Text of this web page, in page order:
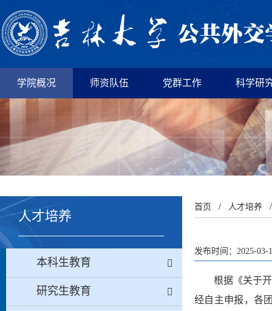
学院概况 师资队伍 党群工作 科学研
人才培养
本科生教育
研究生教育
首页 / 人才培养
发布时间：2025-
根据《关于
经自主申报， 各